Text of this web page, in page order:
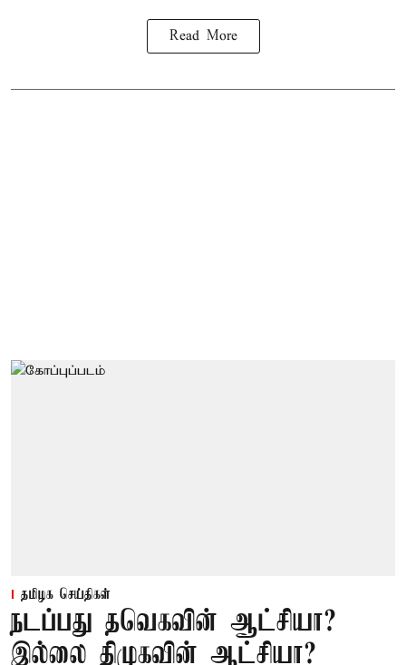
Read More
தமிழக செய்திகள்
நடப்பது தவெகவின் ஆட்சியா?
இல்லை திமுகவின் ஆட்சியா?